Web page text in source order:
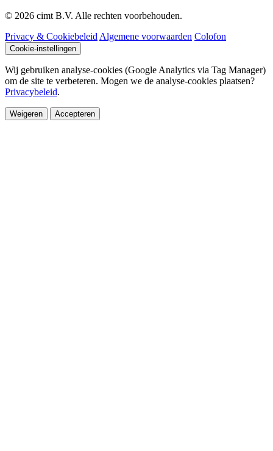
© 2026 cimt B.V. Alle rechten voorbehouden.
Privacy & Cookiebeleid Algemene voorwaarden Colofon
Cookie-instellingen
Wij gebruiken analyse-cookies (Google Analytics via Tag Manager)
om de site te verbeteren. Mogen we de analyse-cookies plaatsen?
Privacybeleid.
Weigeren Accepteren